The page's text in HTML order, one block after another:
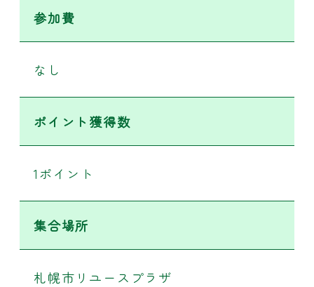
参加費
なし
ポイント獲得数
1ポイント
集合場所
札幌市リユースプラザ